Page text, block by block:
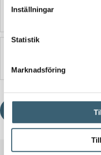
Inställningar
Statistik
Marknadsföring
Ytterligare
Ladda